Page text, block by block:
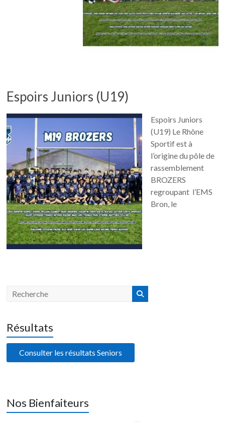
Espoirs Juniors (U19)
Espoirs Juniors
(U19) Le Rhône
Sportif est à
l’origine du pôle de
rassemblement
BROZERS
regroupant l’EMS
Bron, le
Résultats
Consulter les résultats Seniors
Nos Bienfaiteurs